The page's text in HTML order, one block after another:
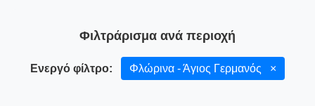
Φιλτράρισμα ανά περιοχή
Ενεργό φίλτρο: Φλώρινα - Άγιος Γερμανός ×